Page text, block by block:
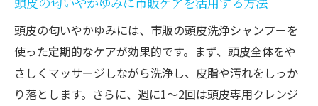
頭皮の匂いやかゆみには、市販の頭皮洗浄シャンプーを
使った定期的なケアが効果的です。まず、頭皮全体をや
さしくマッサージしながら洗浄し、皮脂や汚れをしっか
り落とします。さらに、週に1～2回は頭皮専用クレンジ